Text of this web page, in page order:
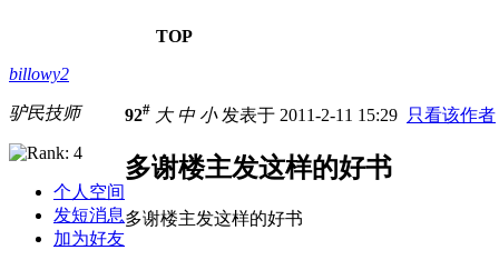
TOP
billowy2
驴民技师
个人空间
发短消息
加为好友
92# 大 中 小发表于 2011-2-11 15:29 只看该作者
多谢楼主发这样的好书
多谢楼主发这样的好书